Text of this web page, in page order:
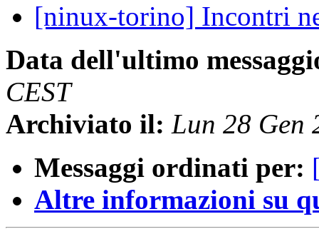
[ninux-torino] Incontri
Data dell'ultimo
CEST
Archiviato il: Lun 28 Gen
Messaggi ordinati per:
Altre informazioni su